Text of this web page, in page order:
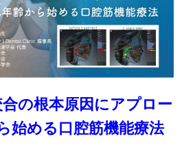
の根本原因にアプロー
始める口腔筋機能療法